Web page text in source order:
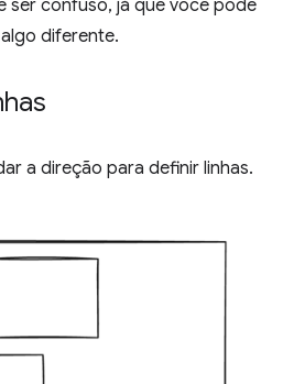
ser confuso, já que você pode
diferente.
a direção para definir linhas.